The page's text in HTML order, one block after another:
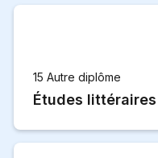
15 Autre diplôme
Études littéraires